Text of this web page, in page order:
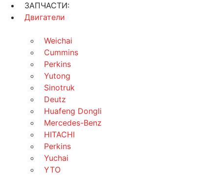
ЗАПЧАСТИ:
Двигатели
Weichai
Cummins
Perkins
Yutong
Sinotruk
Deutz
Huafeng Dongli
Mercedes-Benz
HITACHI
Perkins
Yuchai
YTO